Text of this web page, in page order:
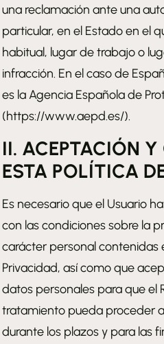
una reclamación ante una
particular, en el Estado en el
habitual, lugar de trabajo o
infracción. En el caso de
es la Agencia Española de
(https://www.aepd.es/).
II. ACEPTACIÓN
ESTA POLÍTICA
Es necesario que el Usuario
con las condiciones sobre la
carácter personal contenidas
Privacidad, así como que
datos personales para que el
tratamiento pueda proceder
durante los plazos y para las